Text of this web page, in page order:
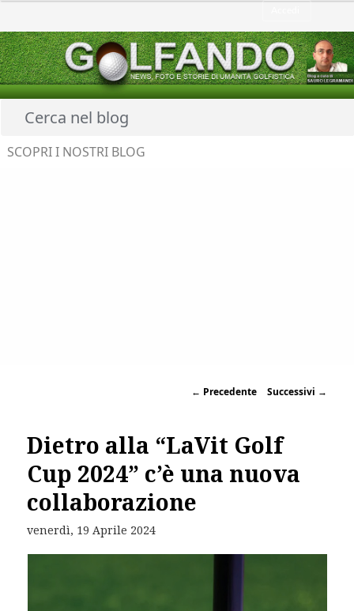
← Precedente Successivi →
Dietro alla “LaVit Golf
Cup 2024” c’è una nuova
collaborazione
venerdì, 19 Aprile 2024